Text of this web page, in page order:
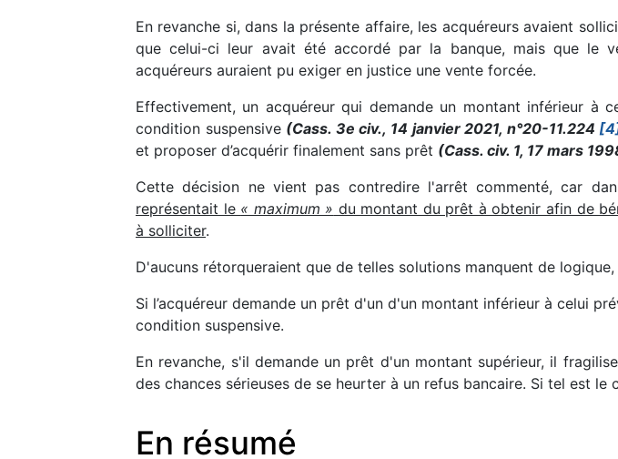
En revanche si, dans la présente affaire, les acquéreurs avaient
que celui-ci leur avait été accordé par la banque, mais que le
acquéreurs auraient pu exiger en justice une vente forcée.
Effectivement, un acquéreur qui demande un montant inférieur
condition suspensive (Cass. 3e civ., 14 janvier 2021, n°20-11.224
et proposer d’acquérir finalement sans prêt (Cass. civ. 1, 17 mars
Cette décision ne vient pas contredire l'arrêt commenté, car
représentait le « maximum » du montant du prêt à obtenir afin de
à solliciter.
D'aucuns rétorqueraient que de telles solutions manquent de
Si l’acquéreur demande un prêt d'un d'un montant inférieur à celui
condition suspensive.
En revanche, s'il demande un prêt d'un montant supérieur, il
des chances sérieuses de se heurter à un refus bancaire. Si tel est
En résumé